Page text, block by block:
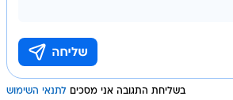
בשליחת התגובה אני מסכים לתנאי השימוש